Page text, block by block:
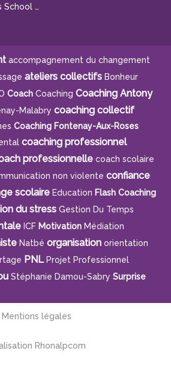
School …
accompagnement du changement
ateliers collectifs Bonheur
Coach Coaching Coaching Antony
Malabry coaching collectif
Coaching Fontenay-Aux-Roses
coaching professionnel
professionnelle coach scolaire
non violente confiance
scolaire Education Flash Coaching
du stress Gestion Du Temps
ICF Motivation Médiation
Natbé organisation orientation
PNL Projet Professionnel
Stéphanie Damou-Sabry Surprise
Mentions légales
Rhonalpcom